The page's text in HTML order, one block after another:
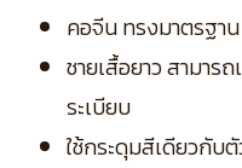
คอจีน ทรงมาตรฐา
ชายเสื้อยาว สามาร
ระเบียบ
ใช้กระดุมสีเดียวกับ